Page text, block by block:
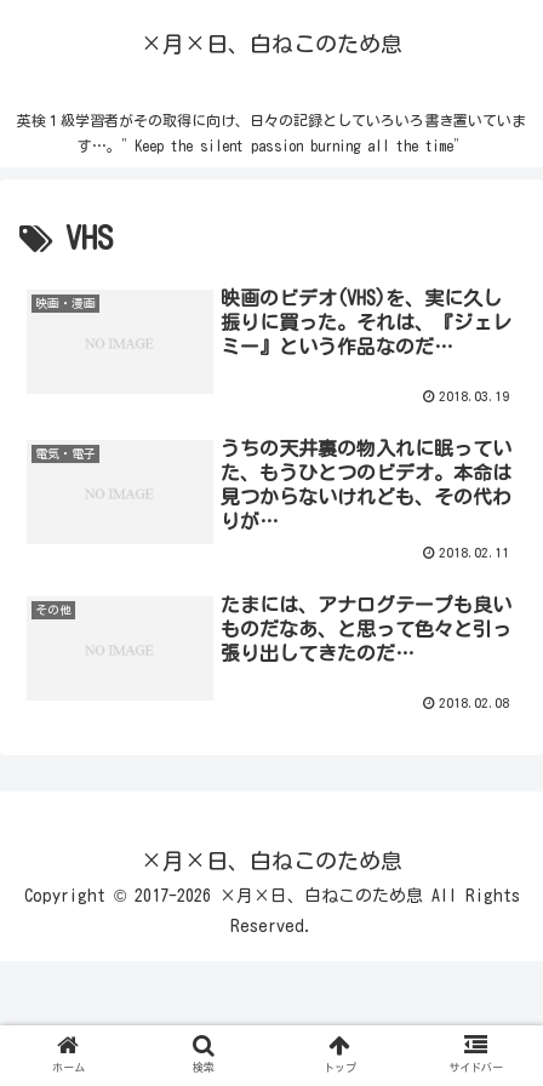
×月×日、白ねこのため息
英検１級学習者がその取得に向け、日々の記録としていろいろ書き置いていま
す…。”Keep the silent passion burning all the time”
VHS
映画・漫画
映画のビデオ(VHS)を、実に久し
振りに買った。それは、『ジェレ
ミー』という作品なのだ…
2018.03.19
電気・電子
うちの天井裏の物入れに眠ってい
た、もうひとつのビデオ。本命は
見つからないけれども、その代わ
りが…
2018.02.11
その他
たまには、アナログテープも良い
ものだなあ、と思って色々と引っ
張り出してきたのだ…
2018.02.08
×月×日、白ねこのため息
Copyright © 2017-2026 ×月×日、白ねこのため息 All Rights
Reserved.
ホーム 検索 トップ サイドバー